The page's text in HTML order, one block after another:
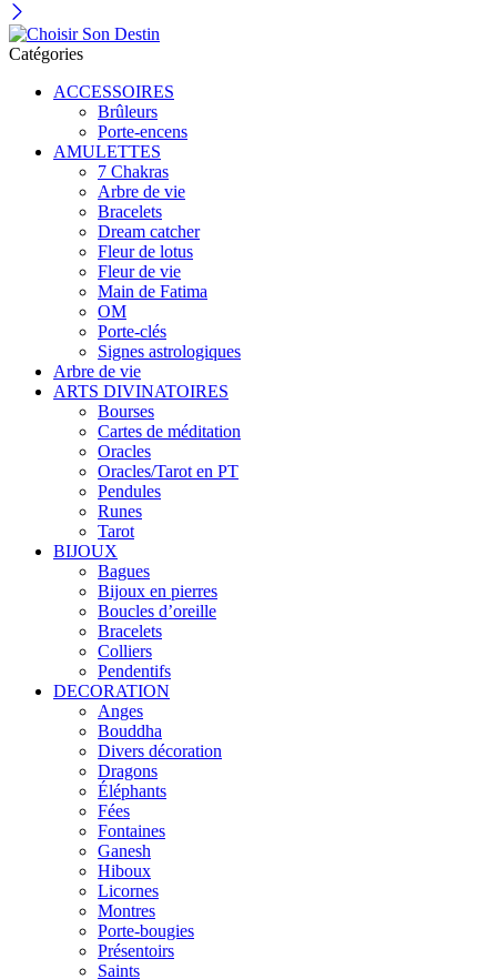
Catégories
ACCESSOIRES
Brûleurs
Porte-encens
AMULETTES
7 Chakras
Arbre de vie
Bracelets
Dream catcher
Fleur de lotus
Fleur de vie
Main de Fatima
OM
Porte-clés
Signes astrologiques
Arbre de vie
ARTS DIVINATOIRES
Bourses
Cartes de méditation
Oracles
Oracles/Tarot en PT
Pendules
Runes
Tarot
BIJOUX
Bagues
Bijoux en pierres
Boucles d’oreille
Bracelets
Colliers
Pendentifs
DECORATION
Anges
Bouddha
Divers décoration
Dragons
Éléphants
Fées
Fontaines
Ganesh
Hiboux
Licornes
Montres
Porte-bougies
Présentoirs
Saints